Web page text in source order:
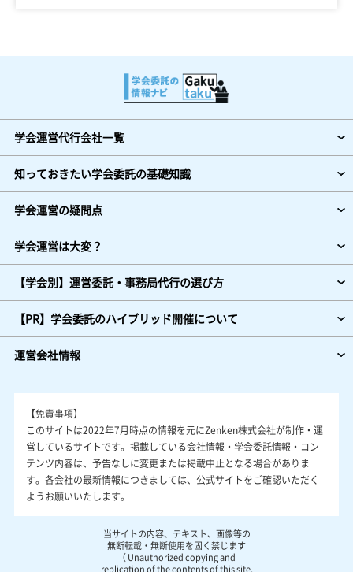
学会運営代行会社一覧
知っておきたい学会委託の基礎知識
学会運営の疑問点
学会運営は大変？
【学会別】運営委託・事務局代行の選び方
【PR】学会委託のハイブリッド開催について
運営会社情報
【免責事項】
このサイトは2022年7月時点の情報を元にZenken株式会社が制作・運
営しているサイトです。掲載している会社情報・学会委託情報・コン
テンツ内容は、予告なしに変更または掲載中止となる場合がありま
す。各会社の最新情報につきましては、公式サイトをご確認いただく
ようお願いいたします。
当サイトの内容、テキスト、画像等の
無断転載・無断使用を固く禁じます
（ Unauthorized copying and
replication of the contents of this site,